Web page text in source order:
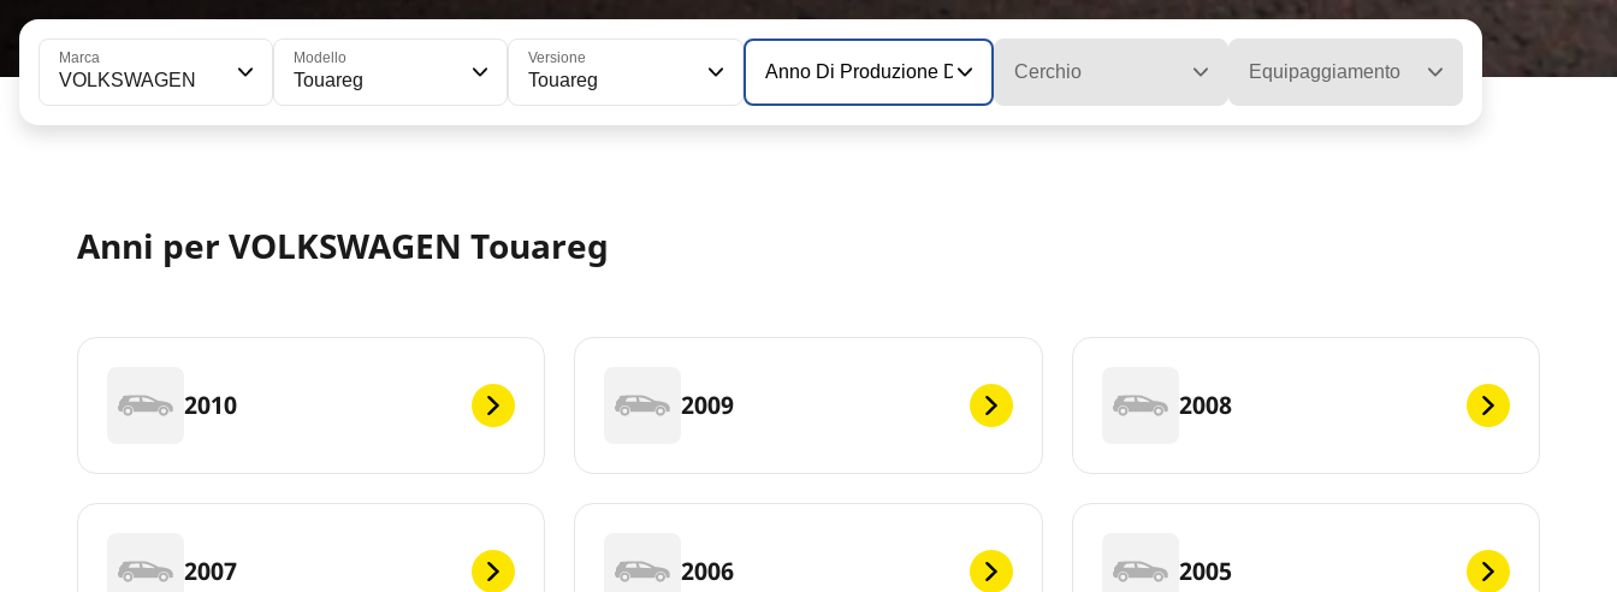
Marca
VOLKSWAGEN
Modello
Touareg
Versione
Touareg Anno Di Produzione Del ModelloCerchio Equipaggiamento
Anni per VOLKSWAGEN Touareg
2010 2009 2008
2007 2006 2005